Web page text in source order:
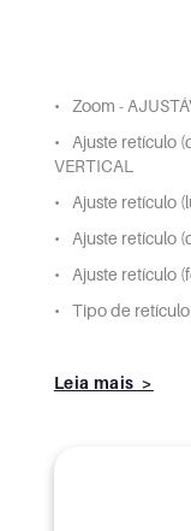
Zoom -
Ajuste retículo
VERTICAL
Ajuste retículo
Ajuste retículo
Ajuste retículo
Tipo de retículo
Leia mais >